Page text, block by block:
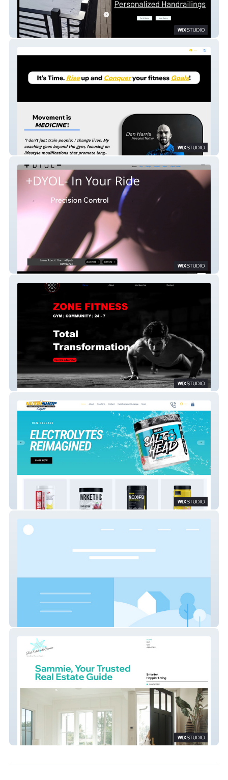
Bingham Fabrication
Dan Good Workout
+Dyol-
Zone Fitness New
Nutri-Shop Logan
Real Estate With Sam